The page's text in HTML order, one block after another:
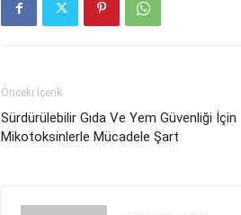
Önceki İçerik
Sürdürülebilir Gıda Ve Yem Güvenliği İçin
Mikotoksinlerle Mücadele Şart